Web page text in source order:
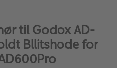
til Godox AD-
Bllitshode for